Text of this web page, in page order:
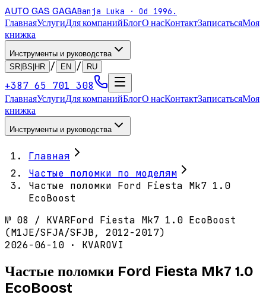
AUTO GAS GAGABanja Luka · Od 1996.
ГлавнаяУслугиДля компанийБлогО насКонтактЗаписатьсяМоя
книжка
Инструменты и руководства
SR|BS|HR
/ EN / RU
+387 65 701 308
ГлавнаяУслугиДля компанийБлогО насКонтактЗаписатьсяМоя
книжка
Инструменты и руководства
Главная
Частые поломки по моделям
Частые поломки Ford Fiesta Mk7 1.0
EcoBoost
№ 08 / KVARFord Fiesta Mk7 1.0 EcoBoost
(M1JE/SFJA/SFJB, 2012-2017)
2026-06-10 · KVAROVI
Частые поломки Ford Fiesta Mk7 1.0
EcoBoost